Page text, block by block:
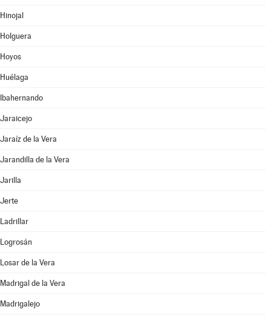
Hinojal
Holguera
Hoyos
Huélaga
Ibahernando
Jaraicejo
Jaraíz de la Vera
Jarandilla de la Vera
Jarilla
Jerte
Ladrillar
Logrosán
Losar de la Vera
Madrigal de la Vera
Madrigalejo